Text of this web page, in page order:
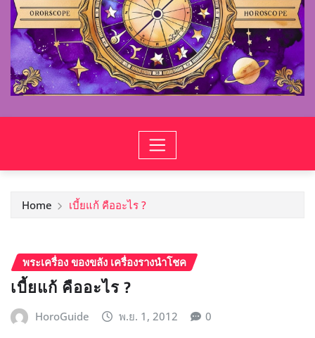
Home เบี้ยแก้ คืออะไร ?
พระเครื่อง ของขลัง เครื่องรางนำโชค
เบี้ยแก้ คืออะไร ?
HoroGuide พ.ย. 1, 2012 0